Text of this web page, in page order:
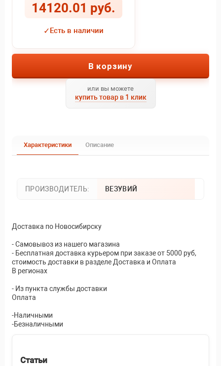
14120.01 руб.
✓Есть в наличии
В корзину
или вы можете
купить товар в 1 клик
Характеристики Описание
ПРОИЗВОДИТЕЛЬ: ВЕЗУВИЙ
Доставка по Новосибирску
- Самовывоз из нашего магазина
- Бесплатная доставка курьером при заказе от 5000 руб,
стоимость доставки в разделе Доставка и Оплата
В регионах
- Из пункта службы доставки
Оплата
-Наличными
-Безналичными
Статьи